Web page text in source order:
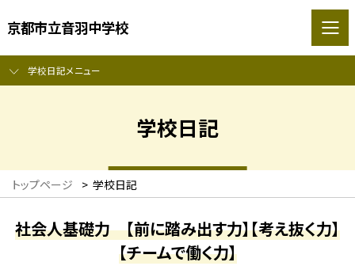
京都市立音羽中学校
学校日記メニュー
学校日記
トップページ > 学校日記
社会人基礎力 【前に踏み出す力】【考え抜く力】
【チームで働く力】